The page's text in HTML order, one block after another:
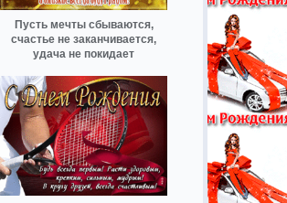
Пусть мечты сбываются,
счастье не заканчивается,
удача не покидает